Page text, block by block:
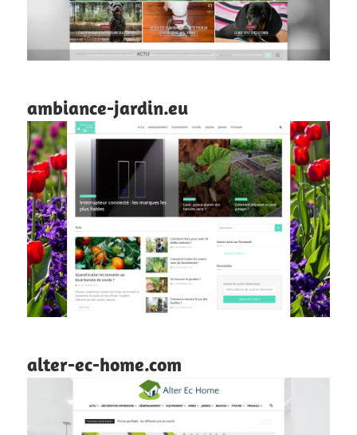
ambiance-jardin.eu
alter-ec-home.com